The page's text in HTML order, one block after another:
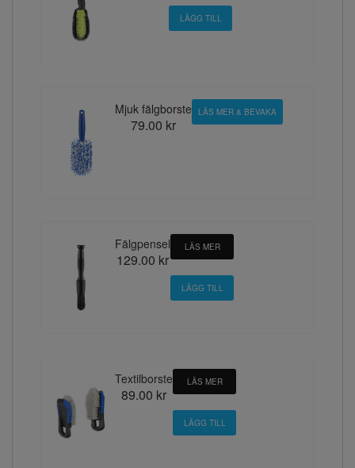
Mjuk fälgborste
79.00 kr
LÄS MER & BEVAKA
Fälgpensel
129.00 kr
LÄS MER
Textilborste
89.00 kr
LÄS MER